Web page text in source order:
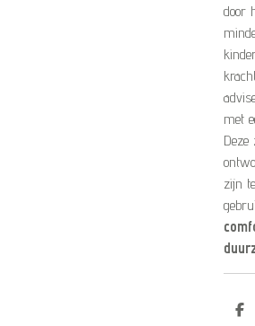
door
met
Deze
zijn
D